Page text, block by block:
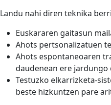
Landu nahi diren teknika
Euskararen gaitasun
Ahots pertsonalizatuen
Ahots espontaneoaren
daudenean ere jardungo
Testuzko elkarrizketa-
beste hizkuntzen pare